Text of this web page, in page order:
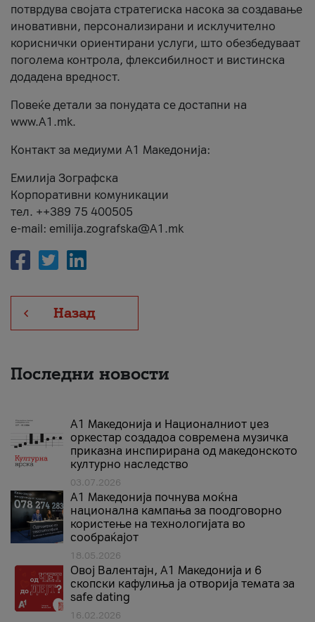
потврдува својата стратегиска насока за создавање
иновативни, персонализирани и исклучително
кориснички ориентирани услуги, што обезбедуваат
поголема контрола, флексибилност и вистинска
додадена вредност.
Повеќе детали за понудата се достапни на
www.А1.mk.
Контакт за медиуми А1 Македонија:
Емилија Зографска
Корпоративни комуникации
тел. ++389 75 400505
e-mail: emilija.zografska@A1.mk
Назад
Последни новости
А1 Македонија и Националниот џез
оркестар создадоа современа музичка
приказна инспирирана од македонското
културно наследство
03.07.2026
A1 Македонија почнува моќна
национална кампања за поодговорно
користење на технологијата во
сообраќајот
18.05.2026
Овој Валентајн, A1 Македонија и 6
скопски кафулиња ја отворија темата за
safe dating
16.02.2026